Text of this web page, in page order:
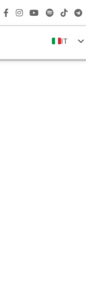
IT
EN